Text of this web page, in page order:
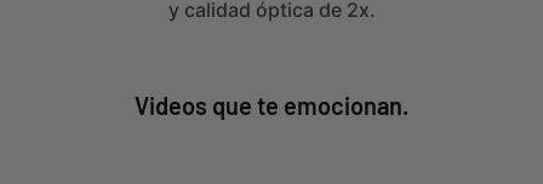
y calidad óptica de 2x.
Videos que te emocionan.